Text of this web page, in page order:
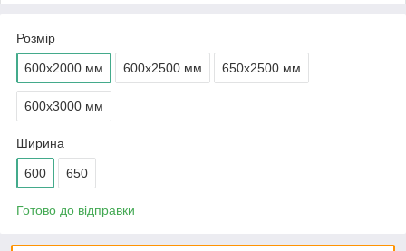
Розмір
600х2000 мм 600х2500 мм 650х2500 мм
600х3000 мм
Ширина
600 650
Готово до відправки